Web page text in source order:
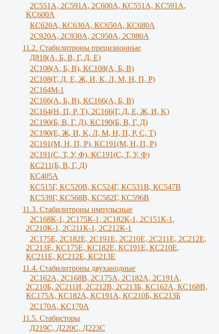
2С551А, 2С591А, 2С600А, KC551A, KC591A,
KC600A
КС620А, КС630А, КС650А, КС680А
2С920А, 2С930А, 2С950А, 2С980А
11.2. Стабилитроны прецизионные
Д818(А, Б, В, Г, Д, Е)
2С108(А, Б, В), КС108(А, Б, В)
2С108(Г, Д, Е, Ж, И, К, Л, М, Н, П, Р)
2С164М-1
2С166(А, Б, В), КС166(А, Б, В)
2С164(Н, П, Р, Т), 2С166(Г, Д, Е, Ж, И, K)
2С190(Б, В, Г, Д), КС190(Б, В, Г, Д)
2С190(Е, Ж, И, K, Л, М, Н, П, Р, С, Т)
2С191(М, Н, П, Р), КС191(М, Н, П, Р)
2С191(С, Т, У, Ф), КС191(С, Т, У, Ф)
КС211(Б, В, Г, Д)
КС405А
КС515Г, КС520В, КС524Г, КС531В, КС547В
КС539Г, КС568В, КС582Г, КС596В
11.3. Стабилитроны импульсные
2С168К-1, 2С175К-1, 2С182К-1, 2С151К-1,
2С210К-1, 2С211К-1, 2С212К-1
2С175Е, 2С182Е, 2С191Е, 2С210Е, 2С211Е, 2С212Е,
2С213Е, КС175Е, КС182Е, КС191Е, КС210Е,
КС211Е, КС212Е, КС213Е
11.4. Стабилитроны двуханодные
2С162А, 2С168В, 2С175А, 2С182А, 2С191А,
2С210Б, 2С211И, 2С212В, 2С213Б, КС162А, КС168В,
КС175А, КС182А, КС191А, КС210Б, КС213Б
2С170А, КС170А
11.5. Стабисторы
Д219С, Д220С, Д223С